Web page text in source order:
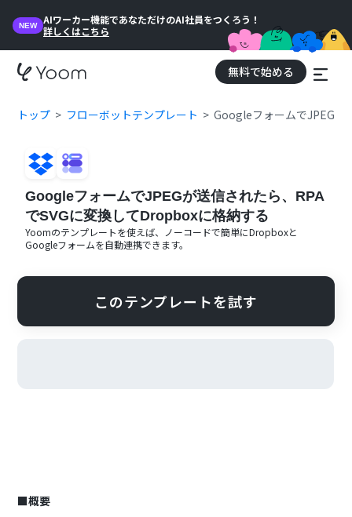
NEW
AIワーカー機能であなただけのAI社員をつくろう！
詳しくはこちら
無料で始める
トップ フローボットテンプレート GoogleフォームでJPEGが
GoogleフォームでJPEGが送信されたら、RPA
でSVGに変換してDropboxに格納する
Yoomのテンプレートを使えば、ノーコードで簡単にDropboxと
Googleフォームを自動連携できます。
このテンプレートを試す
■概要